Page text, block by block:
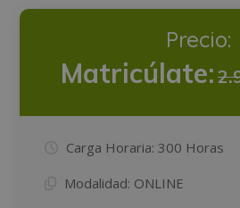
Precio:
Matricúlate:
Carga Horaria: 300 Horas
Modalidad: ONLINE